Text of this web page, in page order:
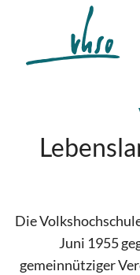
Zur mobilen Navigation
Zum Hauptinhalt
Zum Fussbereich
Zur einfachen Sprache
Die
Juni 1955
gemeinnütziger